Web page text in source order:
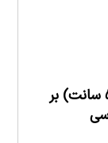
تاثیر افزایش ارتفاع یو چنل (۳، ۴، ۵ سانت) بر